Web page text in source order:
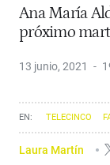
Ana María
próximo
13 junio, 2021
TELECINCO
Laura Martín